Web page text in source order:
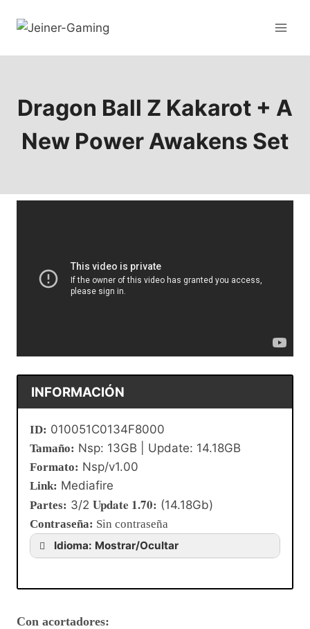
Dragon Ball Z Kakarot + A
New Power Awakens Set
INFORMACIÓN
ID: 010051C0134F8000
Tamaño: Nsp: 13GB | Update: 14.18GB
Formato: Nsp/v1.00
Link: Mediafire
Partes: 3/2 Update 1.70: (14.18Gb)
Contraseña: Sin contraseña
Idioma: Mostrar/Ocultar
Con acortadores: